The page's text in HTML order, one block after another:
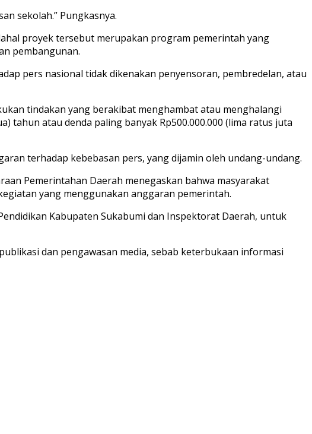
sekolah.” Pungkasnya.
proyek tersebut merupakan program pemerintah yang
pembangunan.
pers nasional tidak dikenakan penyensoran, pembredelan, atau
tindakan yang berakibat menghambat atau menghalangi
tahun atau denda paling banyak Rp500.000.000 (lima ratus juta
terhadap kebebasan pers, yang dijamin oleh undang-undang.
Pemerintahan Daerah menegaskan bahwa masyarakat
yang menggunakan anggaran pemerintah.
Kabupaten Sukabumi dan Inspektorat Daerah, untuk
dan pengawasan media, sebab keterbukaan informasi